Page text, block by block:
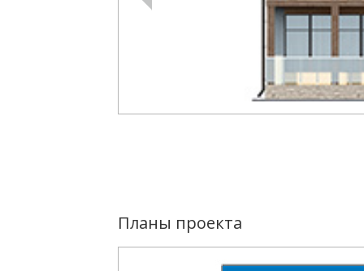
Планы проекта